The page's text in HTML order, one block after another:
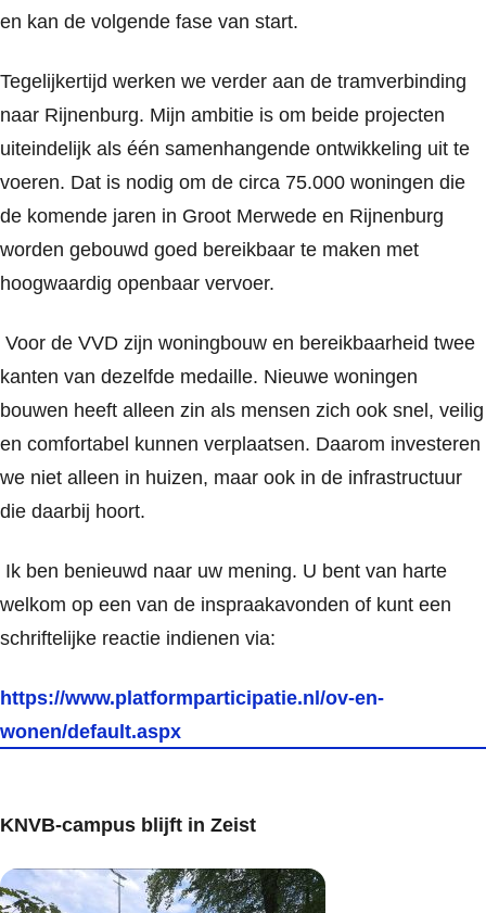
en kan de volgende fase van start.
Tegelijkertijd werken we verder aan de tramverbinding
naar Rijnenburg. Mijn ambitie is om beide projecten
uiteindelijk als één samenhangende ontwikkeling uit te
voeren. Dat is nodig om de circa 75.000 woningen die
de komende jaren in Groot Merwede en Rijnenburg
worden gebouwd goed bereikbaar te maken met
hoogwaardig openbaar vervoer.
Voor de VVD zijn woningbouw en bereikbaarheid twee
kanten van dezelfde medaille. Nieuwe woningen
bouwen heeft alleen zin als mensen zich ook snel, veilig
en comfortabel kunnen verplaatsen. Daarom investeren
we niet alleen in huizen, maar ook in de infrastructuur
die daarbij hoort.
Ik ben benieuwd naar uw mening. U bent van harte
welkom op een van de inspraakavonden of kunt een
schriftelijke reactie indienen via:
https://www.platformparticipatie.nl/ov-en-
wonen/default.aspx
KNVB-campus blijft in Zeist